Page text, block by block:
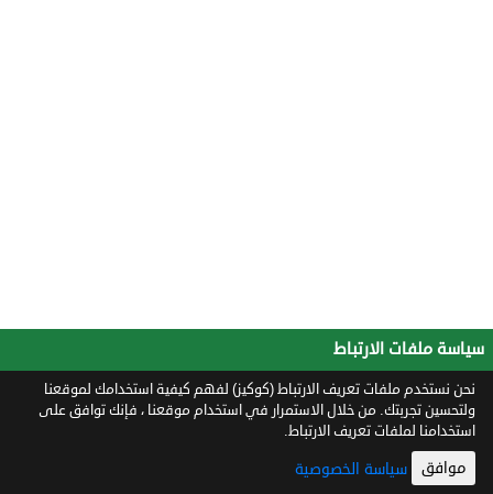
سياسة ملفات الارتباط
نحن نستخدم ملفات تعريف الارتباط (كوكيز) لفهم كيفية استخدامك لموقعنا
ولتحسين تجربتك. من خلال الاستمرار في استخدام موقعنا ، فإنك توافق على
استخدامنا لملفات تعريف الارتباط.
موافق سياسة الخصوصية